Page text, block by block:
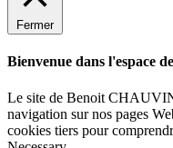
Fermer
Bienvenue dans l'espace
Le site de Benoit
navigation sur nos pages
cookies tiers pour